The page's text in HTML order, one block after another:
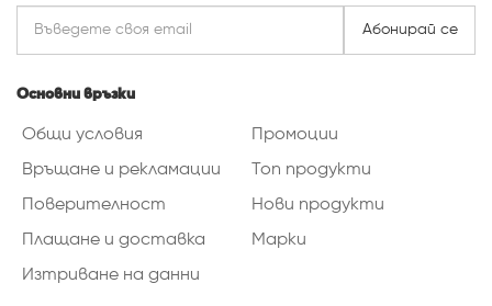
Абонирай се
Основни връзки
Общи условия
Връщане и рекламации
Поверителност
Плащане и доставка
Изтриване на данни
Промоции
Топ продукти
Нови продукти
Марки